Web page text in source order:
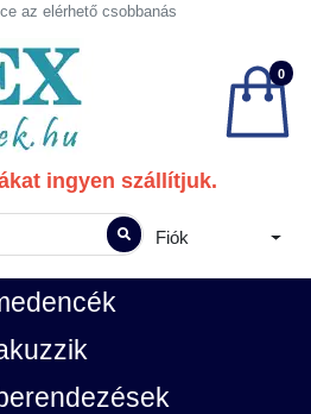
az elérhető csobbanás
0
ingyen szállítjuk.
Fiók